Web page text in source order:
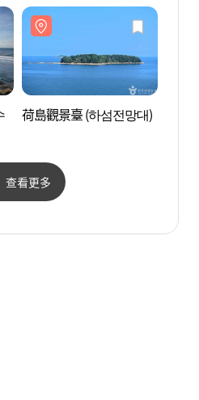
荷島觀景臺 (하섬전망대)
查看更多